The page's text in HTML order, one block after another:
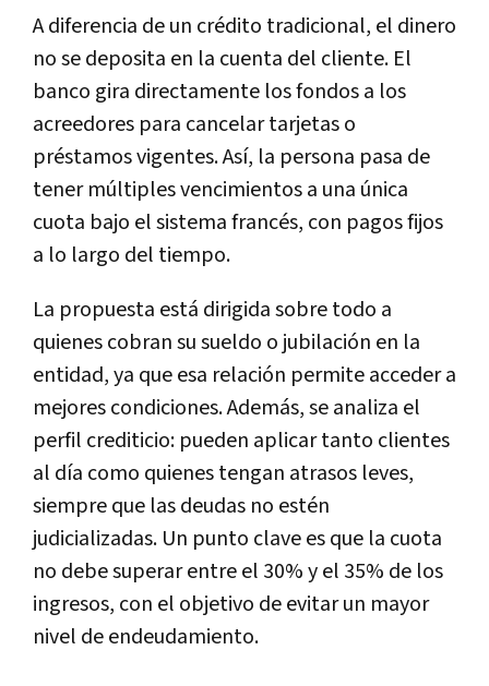
A diferencia de un crédito tradicional, el dinero
no se deposita en la cuenta del cliente. El
banco gira directamente los fondos a los
acreedores para cancelar tarjetas o
préstamos vigentes. Así, la persona pasa de
tener múltiples vencimientos a una única
cuota bajo el sistema francés, con pagos fijos
a lo largo del tiempo.
La propuesta está dirigida sobre todo a
quienes cobran su sueldo o jubilación en la
entidad, ya que esa relación permite acceder a
mejores condiciones. Además, se analiza el
perfil crediticio: pueden aplicar tanto clientes
al día como quienes tengan atrasos leves,
siempre que las deudas no estén
judicializadas. Un punto clave es que la cuota
no debe superar entre el 30% y el 35% de los
ingresos, con el objetivo de evitar un mayor
nivel de endeudamiento.